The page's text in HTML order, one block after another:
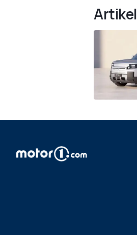
Artikel